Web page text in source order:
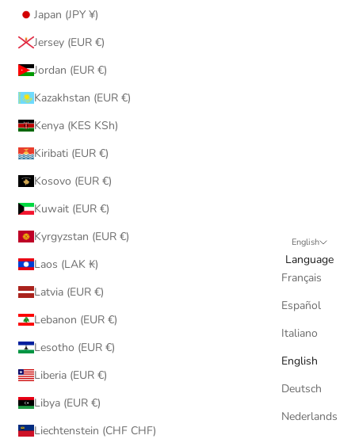
Japan (JPY ¥)
Jersey (EUR €)
Jordan (EUR €)
Kazakhstan (EUR €)
Kenya (KES KSh)
Kiribati (EUR €)
Kosovo (EUR €)
Kuwait (EUR €)
Kyrgyzstan (EUR €)
Laos (LAK ₭)
Latvia (EUR €)
Lebanon (EUR €)
Lesotho (EUR €)
Liberia (EUR €)
Libya (EUR €)
Liechtenstein (CHF CHF)
English
Language
Français
Español
Italiano
English
Deutsch
Nederlands